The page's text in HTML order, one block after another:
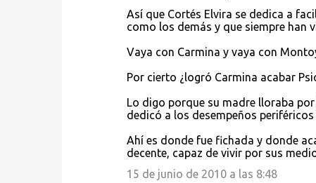
Así que Cortés Elvira se dedica a
como los demás y que siempre han
Vaya con Carmina y vaya con
Por cierto ¿logró Carmina acabar
Lo digo porque su madre lloraba
dedicó a los desempeños
Ahí es donde fue fichada y donde
decente, capaz de vivir por sus
15 de junio de 2010 a las 8:48